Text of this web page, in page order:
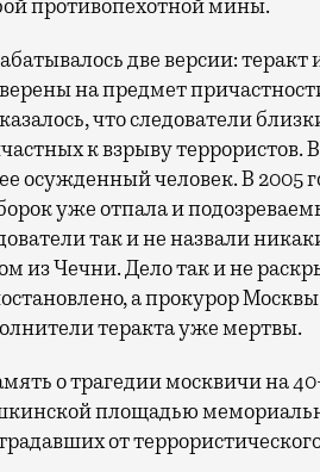
противопехотной мины.
две версии:
на предмет
что следователи
к взрыву террористов.
осужденный человек. В 2005
уже отпала и
так и не назвали
из Чечни. Дело так и не
а прокурор
теракта уже мертвы.
о трагедии москвичи на
площадью
от